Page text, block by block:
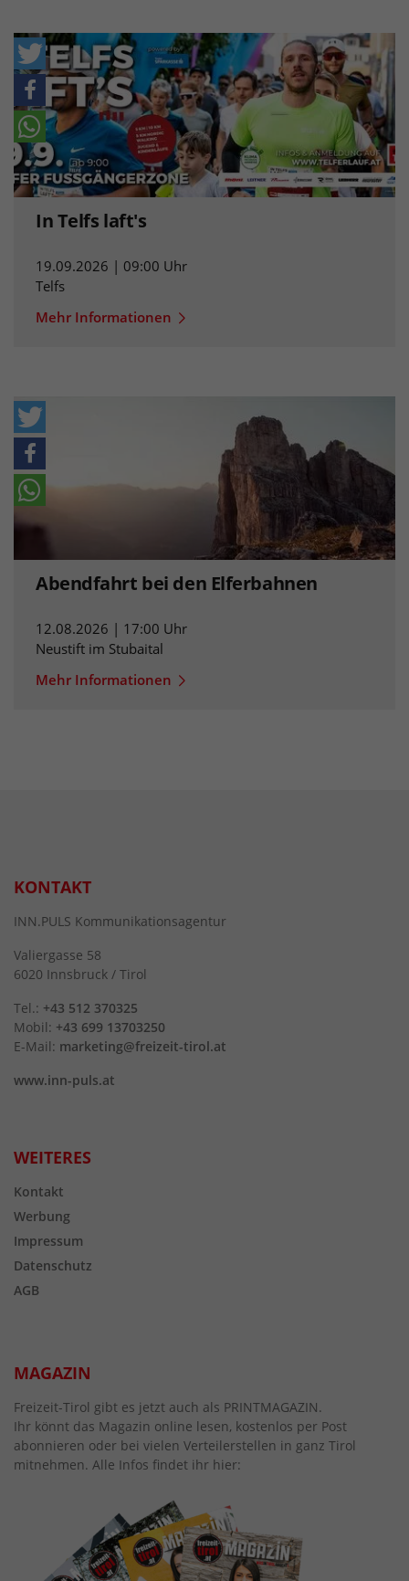
In Telfs laft's
19.09.2026 | 09:00 Uhr
Telfs
Mehr Informationen
Abendfahrt bei den Elferbahnen
12.08.2026 | 17:00 Uhr
Neustift im Stubaital
Mehr Informationen
KONTAKT
INN.PULS Kommunikationsagentur
Valiergasse 58
6020 Innsbruck / Tirol
Tel.: +43 512 370325
Mobil: +43 699 13703250
E-Mail: marketing@freizeit-tirol.at
www.inn-puls.at
WEITERES
Kontakt
Werbung
Impressum
Datenschutz
AGB
MAGAZIN
Freizeit-Tirol gibt es jetzt auch als PRINTMAGAZIN.
Ihr könnt das Magazin online lesen, kostenlos per Post
abonnieren oder bei vielen Verteilerstellen in ganz Tirol
mitnehmen. Alle Infos findet ihr hier: